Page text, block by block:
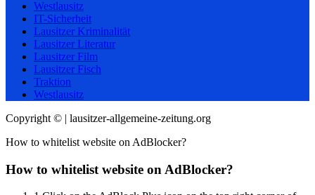
Westlausitz
IT-Sicherheit
Lausitzer Kriminalität
Lausitzer Literatur
Lausitzer Film
Lausitzer Fisch
Traktion
Westlausitz
Copyright © | lausitzer-allgemeine-zeitung.org
How to whitelist website on AdBlocker?
How to whitelist website on AdBlocker?